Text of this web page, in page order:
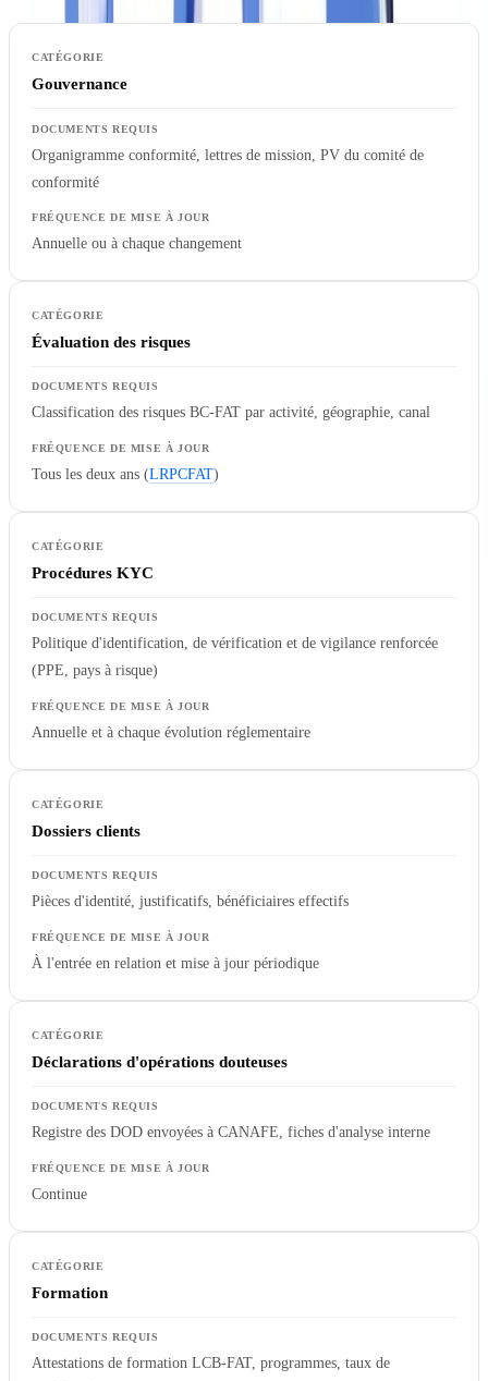
Gouvernance
Organigramme conformité, lettres de mission, PV du comité de
conformité
Annuelle ou à chaque changement
Évaluation des risques
Classification des risques BC-FAT par activité, géographie, canal
Tous les deux ans (LRPCFAT)
Procédures KYC
Politique d'identification, de vérification et de vigilance renforcée
(PPE, pays à risque)
Annuelle et à chaque évolution réglementaire
Dossiers clients
Pièces d'identité, justificatifs, bénéficiaires effectifs
À l'entrée en relation et mise à jour périodique
Déclarations d'opérations douteuses
Registre des DOD envoyées à CANAFE, fiches d'analyse interne
Continue
Formation
Attestations de formation LCB-FAT, programmes, taux de